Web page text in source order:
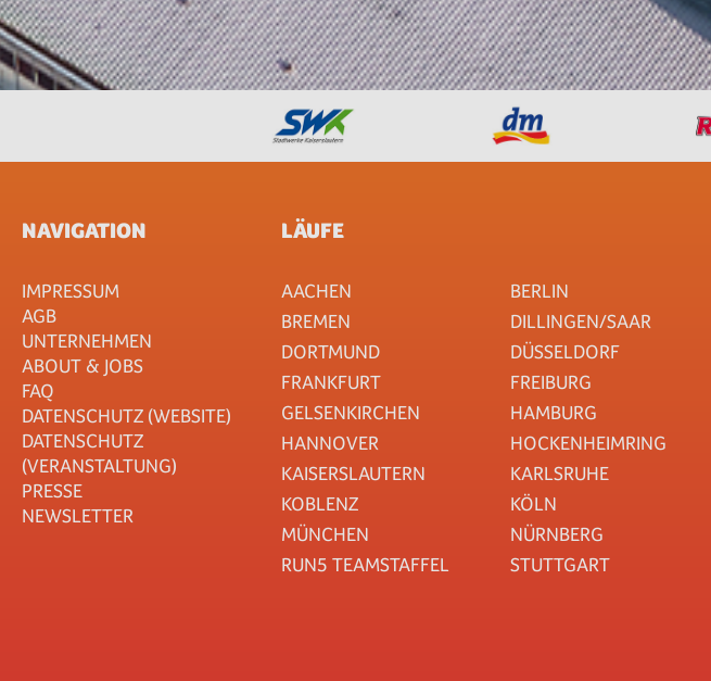
NAVIGATION
IMPRESSUM
AGB
UNTERNEHMEN
ABOUT & JOBS
FAQ
DATENSCHUTZ (WEBSITE)
DATENSCHUTZ
(VERANSTALTUNG)
PRESSE
NEWSLETTER
LÄUFE
AACHEN
BERLIN
BREMEN
DILLINGEN/SAAR
DORTMUND
DÜSSELDORF
FRANKFURT
FREIBURG
GELSENKIRCHEN
HAMBURG
HANNOVER
HOCKENHEIMRING
KAISERSLAUTERN
KARLSRUHE
KOBLENZ
KÖLN
MÜNCHEN
NÜRNBERG
RUN5 TEAMSTAFFEL
STUTTGART